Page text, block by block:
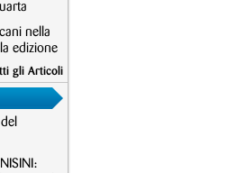
nella
edizione
gli Articoli